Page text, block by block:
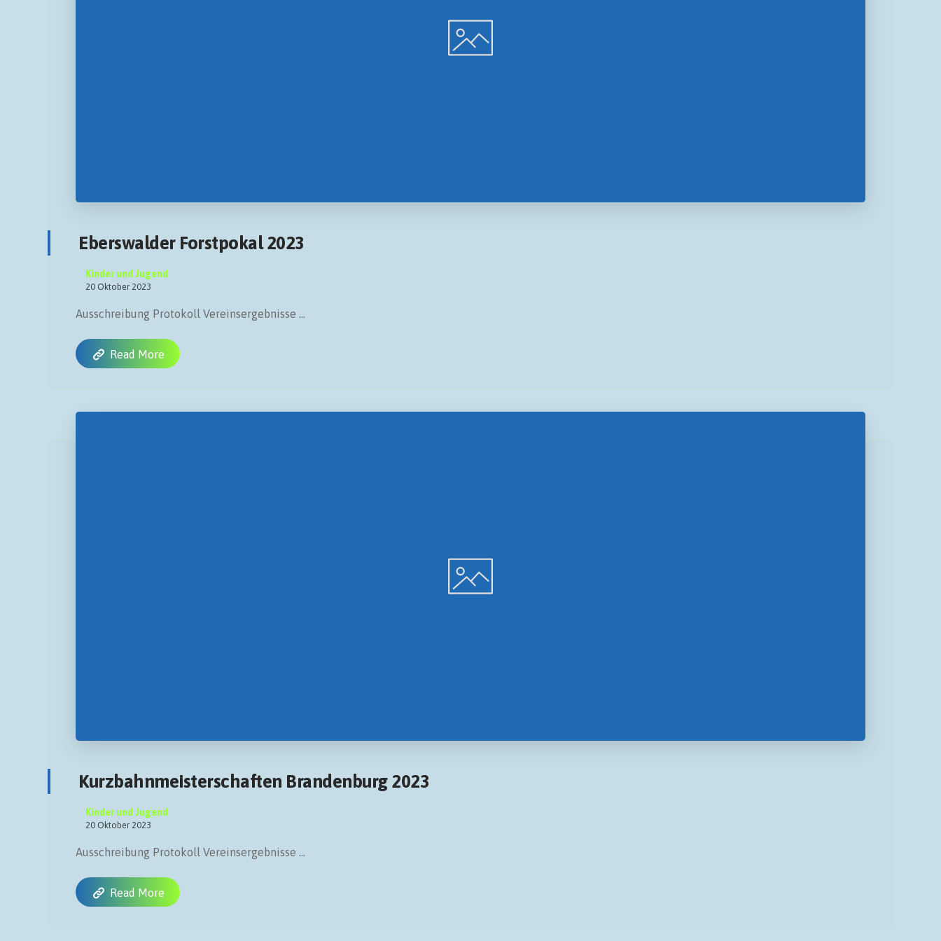
Eberswalder Forstpokal 2023
Kinder und Jugend
20 Oktober 2023
Ausschreibung Protokoll Vereinsergebnisse ...
Read More
Kurzbahnmeisterschaften Brandenburg 2023
Kinder und Jugend
20 Oktober 2023
Ausschreibung Protokoll Vereinsergebnisse ...
Read More